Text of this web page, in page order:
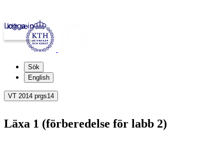
kth.se
Logga in
Sök
English
VT 2014 prgs14
Läxa 1 (förberedelse för labb 2)